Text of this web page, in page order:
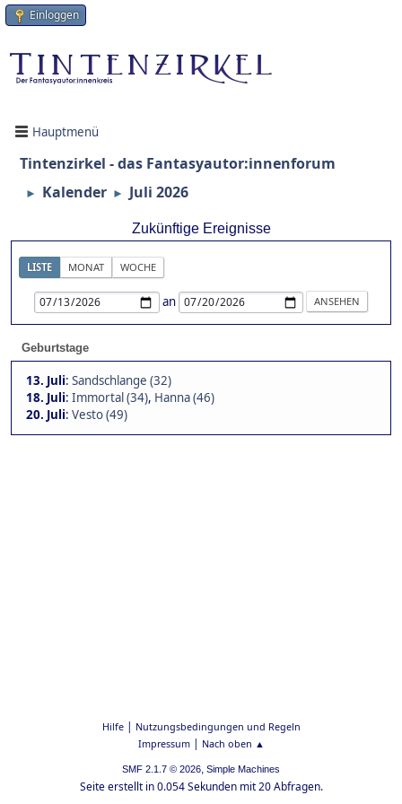
Einloggen
Hauptmenü
Tintenzirkel - das Fantasyautor:innenforum
► Kalender ► Juli 2026
Zukünftige Ereignisse
LISTE MONAT WOCHE
an
Geburtstage
13. Juli: Sandschlange (32)
18. Juli: Immortal (34), Hanna (46)
20. Juli: Vesto (49)
Hilfe| Nutzungsbedingungen und Regeln
Impressum| Nach oben ▲
SMF 2.1.7 © 2026, Simple Machines
Seite erstellt in 0.054 Sekunden mit 20 Abfragen.